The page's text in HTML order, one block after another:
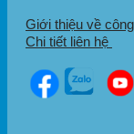
Giới thiệu về
Chi tiết liên hệ